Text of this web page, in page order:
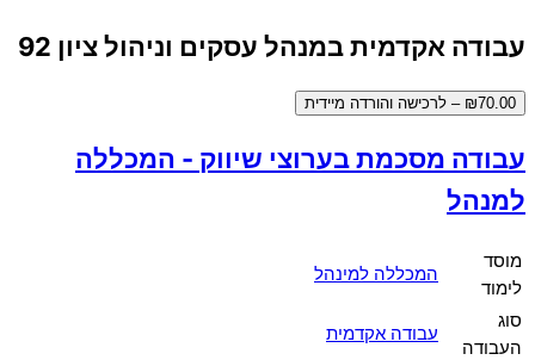
עבודה אקדמית במנהל עסקים וניהול ציון 92
₪70.00 – לרכישה והורדה מיידית
עבודה מסכמת בערוצי שיווק - המכללה
למנהל
מוסד
לימוד
המכללה למינהל
סוג
העבודה
עבודה אקדמית